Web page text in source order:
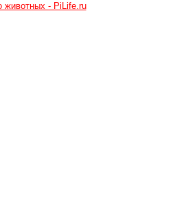
животных - PiLife.ru